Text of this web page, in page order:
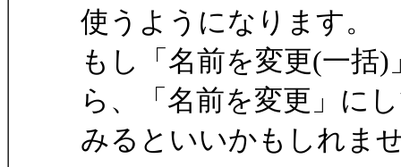
使うようになります。
もし「名前を変更(一括
ら、「名前を変更」に
みるといいかもしれま